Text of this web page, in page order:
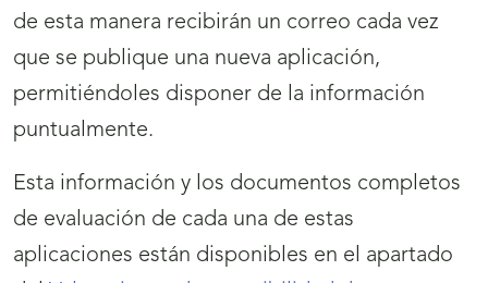
de esta manera recibirán un correo cada vez
que se publique una nueva aplicación,
permitiéndoles disponer de la información
puntualmente.
Esta información y los documentos completos
de evaluación de cada una de estas
aplicaciones están disponibles en el apartado